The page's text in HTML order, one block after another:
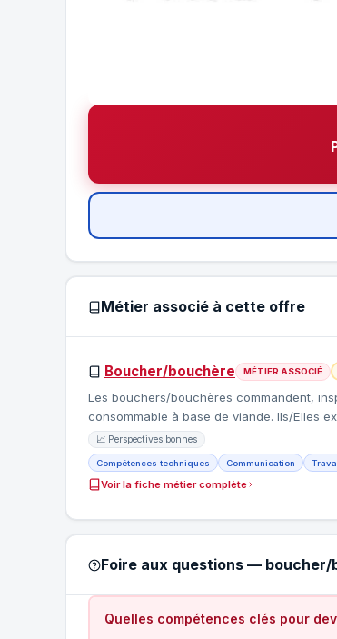
Métier associé à cette offre
Boucher/bouchère MÉTIER ASSOCIÉ
Les bouchers/bouchères commandent,
consommable à base de viande. Ils/Elles
📈 Perspectives bonnes
Compétences techniques Communication
Voir la fiche métier complète
Foire aux questions — boucher/
Quelles compétences clés pour